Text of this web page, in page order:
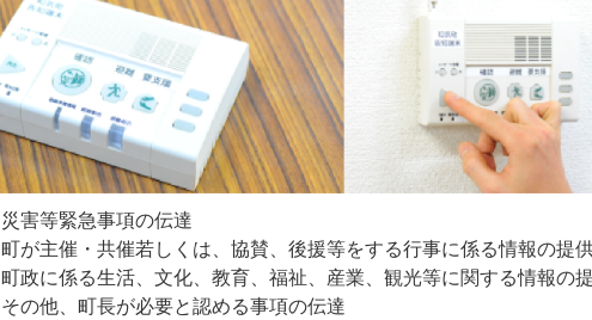
災害等緊急事項の伝達
町が主催・共催若しくは、協賛、後援等をする行事に係る情報の提
町政に係る生活、文化、教育、福祉、産業、観光等に関する情報の
その他、町長が必要と認める事項の伝達